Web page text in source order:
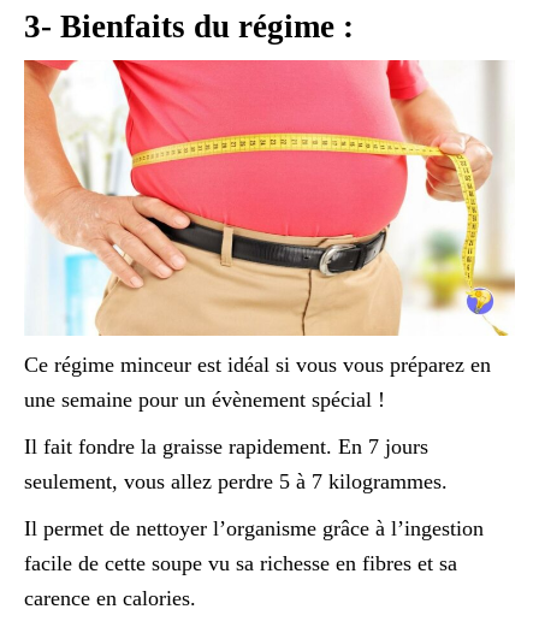
3- Bienfaits du régime :
Ce régime minceur est idéal si vous vous préparez en
une semaine pour un évènement spécial !
Il fait fondre la graisse rapidement. En 7 jours
seulement, vous allez perdre 5 à 7 kilogrammes.
Il permet de nettoyer l’organisme grâce à l’ingestion
facile de cette soupe vu sa richesse en fibres et sa
carence en calories.